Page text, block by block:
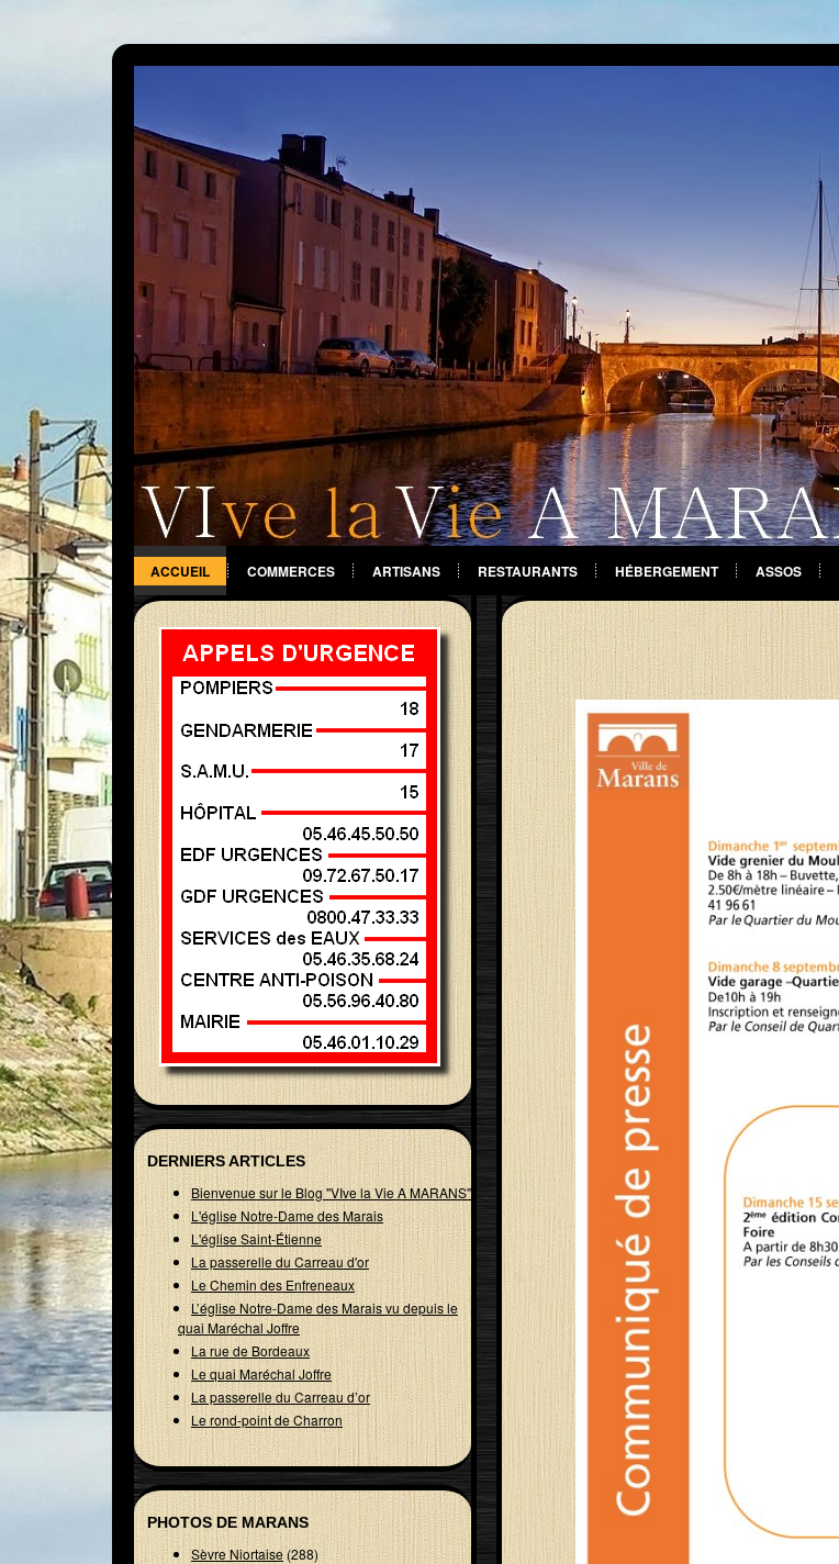
ACCUEIL COMMERCES ARTISANS RESTAURANTS HÉBERGEMENT ASSOS
DIVERS
DERNIERS ARTICLES
Bienvenue sur le Blog "VIve la Vie A MARANS"
L'église Notre-Dame des Marais
L'église Saint-Étienne
La passerelle du Carreau d'or
Le Chemin des Enfreneaux
L’église Notre-Dame des Marais vu depuis le
quai Maréchal Joffre
La rue de Bordeaux
Le quai Maréchal Joffre
La passerelle du Carreau d’or
Le rond-point de Charron
PHOTOS DE MARANS
Sèvre Niortaise(288)